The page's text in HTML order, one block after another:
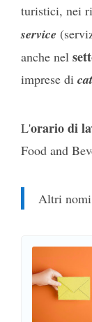
turistici, nei
service
anche nel
imprese di
L'orario di
Food and
Altri nomi